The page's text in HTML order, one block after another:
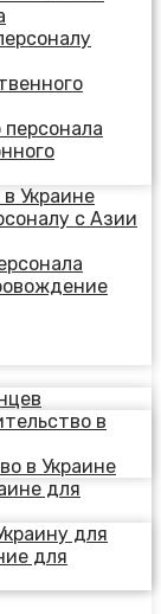
персонала
Украине
с Азии
в
в Украине
для
для
для